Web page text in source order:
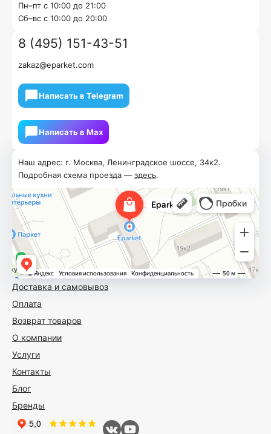
Доставка и самовывоз
Оплата
Возврат товаров
О компании
Услуги
Контакты
Блог
Бренды
Наш адрес: г. Москва, Ленинградское шоссе, 34к2.
Подробная схема проезда — здесь.
Пн–пт с 10:00 до 21:00
Cб–вс с 10:00 до 20:00
8 (495) 151-43-51
zakaz@eparket.com
Написать в Telegram
Написать в Мах